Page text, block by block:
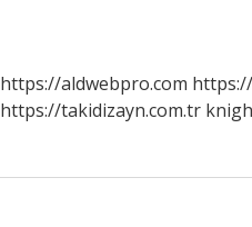
https://aldwebpro.com
https://takidizayn.com.tr